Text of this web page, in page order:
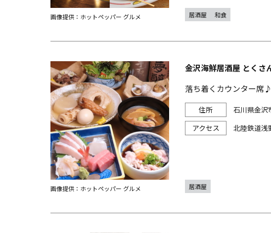
画像提供：ホットペッパー グルメ 居酒屋 和食
金沢海鮮居酒屋 とくさ
落ち着くカウンター
石川県金沢
北陸鉄道浅
画像提供：ホットペッパー グルメ 居酒屋